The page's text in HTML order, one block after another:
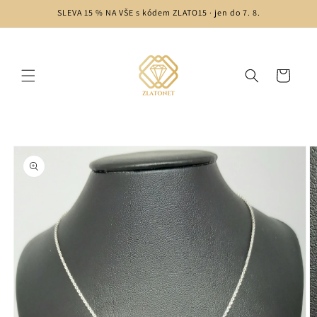
SLEVA 15 % NA VŠE s kódem ZLATO15 · jen do 7. 8.
Cart
Skip to
product
information